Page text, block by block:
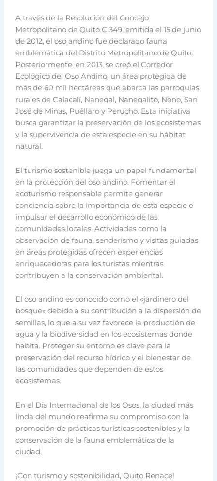
A través de la Resolución del Concejo
Metropolitano de Quito C 349, emitida el 15 de junio
de 2012, el oso andino fue declarado fauna
emblemática del Distrito Metropolitano de Quito.
Posteriormente, en 2013, se creó el Corredor
Ecológico del Oso Andino, un área protegida de
más de 60 mil hectáreas que abarca las parroquias
rurales de Calacalí, Nanegal, Nanegalito, Nono, San
José de Minas, Puéllaro y Perucho. Esta iniciativa
busca garantizar la preservación de los ecosistemas
y la supervivencia de esta especie en su hábitat
natural.
El turismo sostenible juega un papel fundamental
en la protección del oso andino. Fomentar el
ecoturismo responsable permite generar
conciencia sobre la importancia de esta especie e
impulsar el desarrollo económico de las
comunidades locales. Actividades como la
observación de fauna, senderismo y visitas guiadas
en áreas protegidas ofrecen experiencias
enriquecedoras para los turistas mientras
contribuyen a la conservación ambiental.
El oso andino es conocido como el «jardinero del
bosque» debido a su contribución a la dispersión de
semillas, lo que a su vez favorece la producción de
agua y la biodiversidad en los ecosistemas donde
habita. Proteger su entorno es clave para la
preservación del recurso hídrico y el bienestar de
las comunidades que dependen de estos
ecosistemas.
En el Día Internacional de los Osos, la ciudad más
linda del mundo reafirma su compromiso con la
promoción de prácticas turísticas sostenibles y la
conservación de la fauna emblemática de la
ciudad.
¡Con turismo y sostenibilidad, Quito Renace!